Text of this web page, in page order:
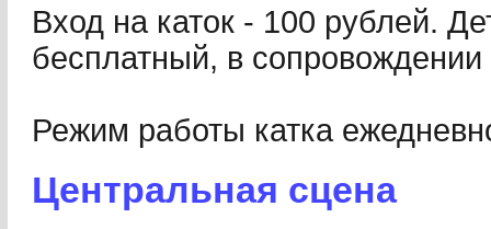
Вход на каток - 100 рублей.
бесплатный, в сопровождении
Режим работы катка
Центральная сцена